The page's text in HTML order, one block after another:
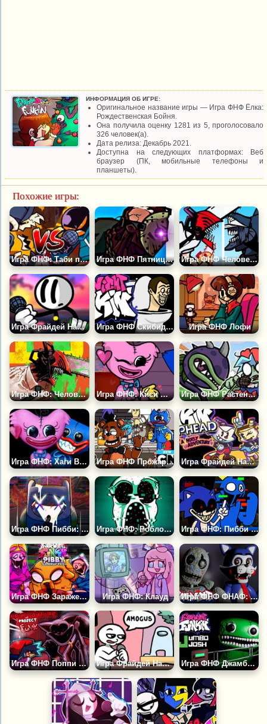
ИНФОРМАЦИЯ ОБ ИГРЕ:
Оригинальное название игры — Игра ФНФ Ёлка:
Рождественская Бойня.
Она получила оценку 1281 из 5, проголосовало
326 человек(а).
Дата релиза: Декабрь 2021.
Доступна на следующих платформах: Веб
браузер (ПК, мобильные телефоны и
планшеты).
Похожие игры:
Игра ФНФ: Таби против Уитти Игра ФНФ Пятница 13: Джейсон Вурхиз Игра ФНФ Человек Бензопила против Человека Катаны
Игра Фрайдей Найт Фанкин: Генри Стикмен Игра ФНФ Скибиди: Вторжение Игра ФНФ Лофи
Игра ФНФ: Человек Бензопила Игра ФНФ: Киси Миси Игра ФНФ Растения против Зомби: Зубастик
Игра ФНФ: Хаги Ваги и Киси Миси Поют Плейтайм Игра ФНФ Прожарка: Фредди и Бенди против Хаги Ваги Игра Фрайдей Найт Фанкин: Капхед
Игра ФНФ Пибби: Апокалипсис Игра ФНФ: Роблокс Двери Амбуш Игра ФНФ: Пибби Кошмарное Зло
Игра ФНФ Заражение Игра ФНФ: Клауд Игра ФНФ ФНАФ: Мир Кенди
Игра ФНФ Поппи Плейтайм 3: Проект Фанк Игра Фрайдей Найт Фанкин: Амогус Игра ФНФ Джамбо Джош